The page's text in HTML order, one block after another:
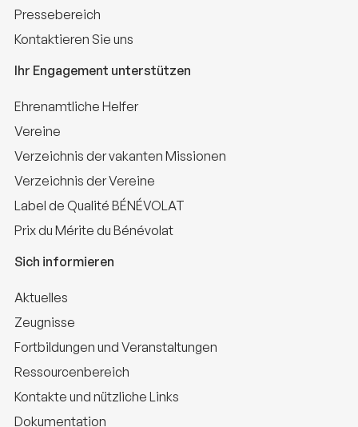
Pressebereich
Kontaktieren Sie uns
Ihr Engagement unterstützen
Ehrenamtliche Helfer
Vereine
Verzeichnis der vakanten Missionen
Verzeichnis der Vereine
Label de Qualité BÉNÉVOLAT
Prix du Mérite du Bénévolat
Sich informieren
Aktuelles
Zeugnisse
Fortbildungen und Veranstaltungen
Ressourcenbereich
Kontakte und nützliche Links
Dokumentation